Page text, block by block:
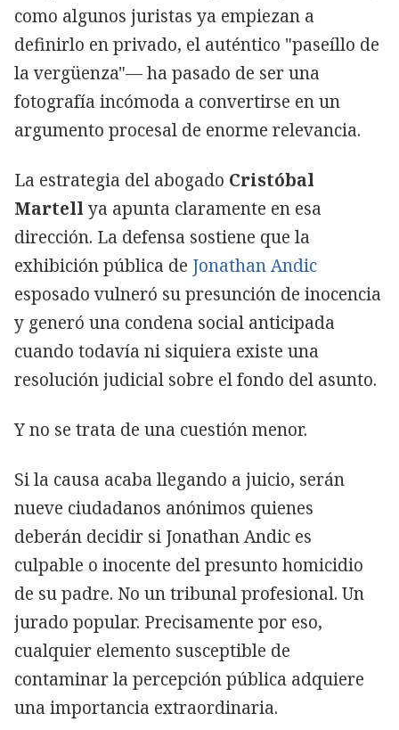
como algunos juristas ya empiezan a
definirlo en privado, el auténtico "paseíllo de
la vergüenza"— ha pasado de ser una
fotografía incómoda a convertirse en un
argumento procesal de enorme relevancia.
La estrategia del abogado Cristóbal
Martell ya apunta claramente en esa
dirección. La defensa sostiene que la
exhibición pública de Jonathan Andic
esposado vulneró su presunción de inocencia
y generó una condena social anticipada
cuando todavía ni siquiera existe una
resolución judicial sobre el fondo del asunto.
Y no se trata de una cuestión menor.
Si la causa acaba llegando a juicio, serán
nueve ciudadanos anónimos quienes
deberán decidir si Jonathan Andic es
culpable o inocente del presunto homicidio
de su padre. No un tribunal profesional. Un
jurado popular. Precisamente por eso,
cualquier elemento susceptible de
contaminar la percepción pública adquiere
una importancia extraordinaria.